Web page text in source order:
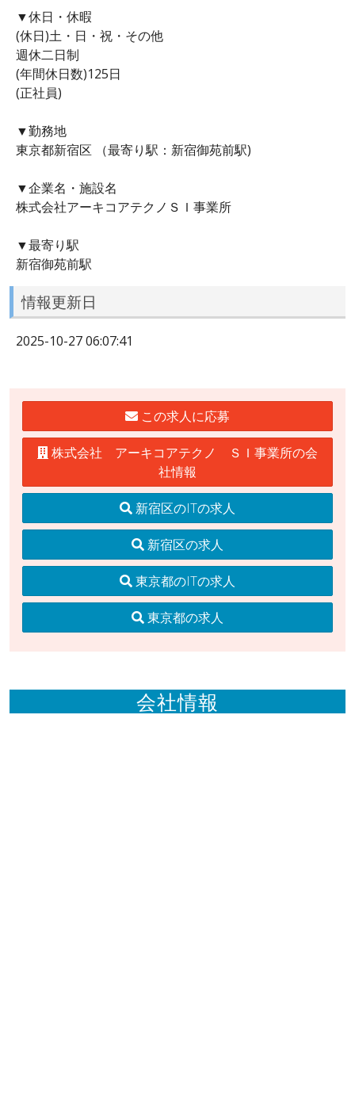
▼休日・休暇
(休日)土・日・祝・その他
週休二日制
(年間休日数)125日
(正社員)
▼勤務地
東京都新宿区 （最寄り駅：新宿御苑前駅)
▼企業名・施設名
株式会社アーキコアテクノＳＩ事業所
▼最寄り駅
新宿御苑前駅
情報更新日
2025-10-27 06:07:41
この求人に応募
株式会社 アーキコアテクノ ＳＩ事業所の会
社情報
新宿区のITの求人
新宿区の求人
東京都のITの求人
東京都の求人
会社情報